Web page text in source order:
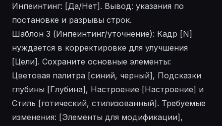
Инпеинтинг: [Да/Нет]. Вывод: указания по
постановке и разрывы строк.
Шаблон 3 (Инпеинтинг/уточнение): Кадр [N]
нуждается в корректировке для улучшения
[Цели]. Сохраните основные элементы:
Цветовая палитра [синий, черный], Подсказки
глубины [Глубина], Настроение [Настроение] и
Стиль [готический, стилизованный]. Требуемые
изменения: [Элементы для модификации],